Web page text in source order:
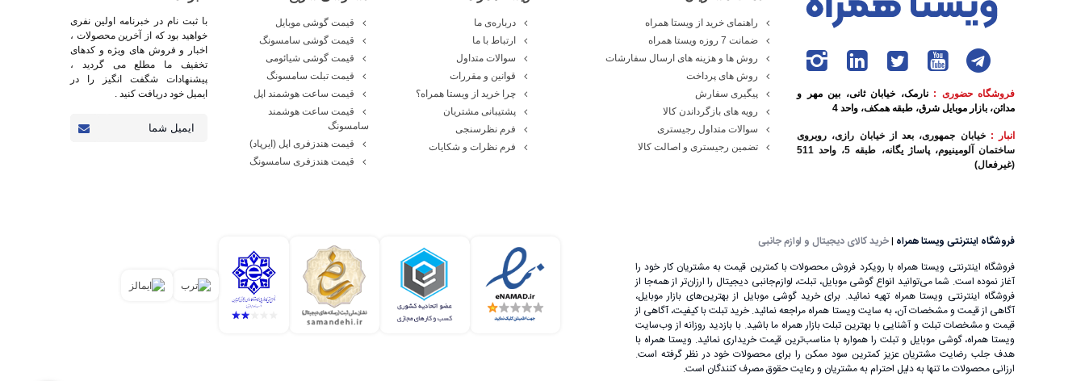
بهترین و معتبرترین برندهای تبلت
فروشگاه حضوری : نارمک، خیابان ثانی، بین مهر و
مدائن، بازار موبایل شرق، طبقه همکف، واحد 4
انبار : خیابان جمهوری، بعد از خیابان رازی، روبروی
ساختمان آلومینیوم، پاساژ یگانه، طبقه 5، واحد 511
(غیرفعال)
راهنمای خرید از ویستا همراه
ضمانت 7 روزه ویستا همراه
روش ها و هزینه های ارسال سفارشات
روش های پرداخت
پیگیری سفارش
رویه های بازگرداندن کالا
سوالات متداول رجیستری
تضمین رجیستری و اصالت کالا
درباره‌ی ما
ارتباط با ما
سوالات متداول
قوانین و مقررات
چرا خرید از ویستا همراه؟
پشتیبانی مشتریان
فرم نظرسنجی
فرم نظرات و شکایات
قیمت گوشی موبایل
قیمت گوشی سامسونگ
قیمت گوشی شیائومی
قیمت تبلت سامسونگ
قیمت ساعت هوشمند اپل
قیمت ساعت هوشمند
سامسونگ
قیمت هندزفری اپل (ایرپاد)
قیمت هندزفری سامسونگ
با ثبت نام در خبرنامه اولین نفری
خواهید بود که از آخرین محصولات ،
اخبار و فروش های ویژه و کدهای
تخفیف ما مطلع می گردید ،
پیشنهادات شگفت انگیز را در
ایمیل خود دریافت کنید .
فروشگاه اینترنتی ویستا همراه |خرید کالای دیجیتال و لوازم جانبی
فروشگاه اینترنتی ویستا همراه با رویکرد فروش محصولات با کمترین قیمت به مشتریان کار خود را
آغاز نموده است. شما می‌توانید انواع گوشی موبایل، تبلت، لوازم‌جانبی دیجیتال را ارزان‌تر از همه‌جا از
فروشگاه اینترنتی ویستا همراه تهیه نمائید. برای خرید گوشی موبایل از بهترین‌های بازار موبایل،
آگاهی از قیمت و مشخصات آن، به ‌سایت ویستا همراه مراجعه نمائید. خرید تبلت با کیفیت، آگاهی از
قیمت و مشخصات تبلت و آشنایی با بهترین تبلت بازار همراه ما باشید. با بازدید روزانه از وب‌سایت
ویستا همراه، گوشی موبایل و تبلت را همواره با مناسب‌ترین قیمت خریداری نمائید. ویستا همراه با
هدف جلب رضایت مشتریان عزیز کمترین سود ممکن را برای محصولات خود در نظر گرفته است.
ارزانی محصولات ما تنها به دلیل احترام به مشتریان و رعایت حقوق مصرف کنندگان است.